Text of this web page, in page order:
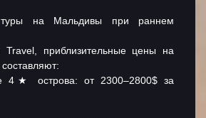
туры на Мальдивы при раннем
приблизительные цены на
4★ острова: от 2300–2800$ за